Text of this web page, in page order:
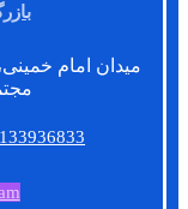
میدان امام